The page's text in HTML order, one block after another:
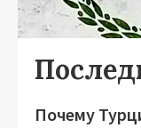
Почему